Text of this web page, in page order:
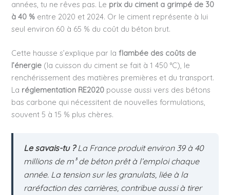
années, tu ne rêves pas. Le prix du ciment a grimpé de 30
à 40 % entre 2020 et 2024. Or le ciment représente à lui
seul environ 60 à 65 % du coût du béton brut.
Cette hausse s’explique par laflambée des coûts de
l’énergie (la cuisson du ciment se fait à 1 450 °C), le
renchérissement des matières premières et du transport.
La réglementation RE2020 pousse aussi vers des bétons
bas carbone qui nécessitent de nouvelles formulations,
souvent 5 à 15 % plus chères.
Le savais-tu ?La France produit environ 39 à 40
millions de m³ de béton prêt à l’emploi chaque
année. La tension sur les granulats, liée à la
raréfaction des carrières, contribue aussi à tirer